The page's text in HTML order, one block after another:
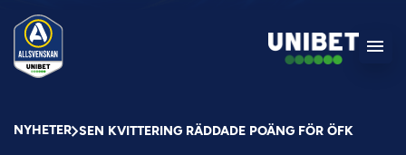
NYHETER SEN KVITTERING RÄDDADE POÄNG FÖR ÖFK